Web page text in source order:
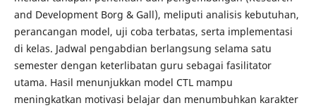
and Development Borg & Gall), meliputi analisis kebutuhan,
perancangan model, uji coba terbatas, serta implementasi
di kelas. Jadwal pengabdian berlangsung selama satu
semester dengan keterlibatan guru sebagai fasilitator
utama. Hasil menunjukkan model CTL mampu
meningkatkan motivasi belajar dan menumbuhkan karakter